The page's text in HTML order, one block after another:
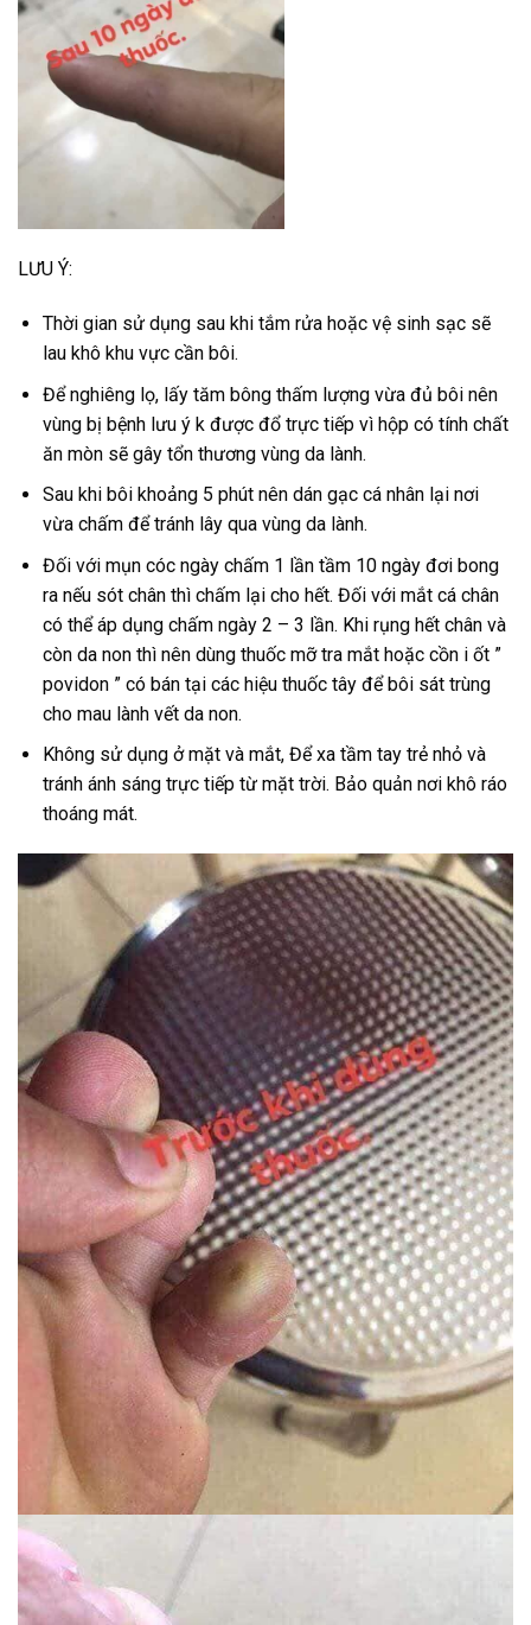
LƯU Ý:
Thời gian sử dụng sau khi tắm rửa hoặc vệ sinh sạc sẽ
lau khô khu vực cần bôi.
Để nghiêng lọ, lấy tăm bông thấm lượng vừa đủ bôi nên
vùng bị bệnh lưu ý k được đổ trực tiếp vì hộp có tính chất
ăn mòn sẽ gây tổn thương vùng da lành.
Sau khi bôi khoảng 5 phút nên dán gạc cá nhân lại nơi
vừa chấm để tránh lây qua vùng da lành.
Đối với mụn cóc ngày chấm 1 lần tầm 10 ngày đơi bong
ra nếu sót chân thì chấm lại cho hết. Đối với mắt cá chân
có thể áp dụng chấm ngày 2 – 3 lần. Khi rụng hết chân và
còn da non thì nên dùng thuốc mỡ tra mắt hoặc cồn i ốt ”
povidon ” có bán tại các hiệu thuốc tây để bôi sát trùng
cho mau lành vết da non.
Không sử dụng ở mặt và mắt, Để xa tầm tay trẻ nhỏ và
tránh ánh sáng trực tiếp từ mặt trời. Bảo quản nơi khô ráo
thoáng mát.